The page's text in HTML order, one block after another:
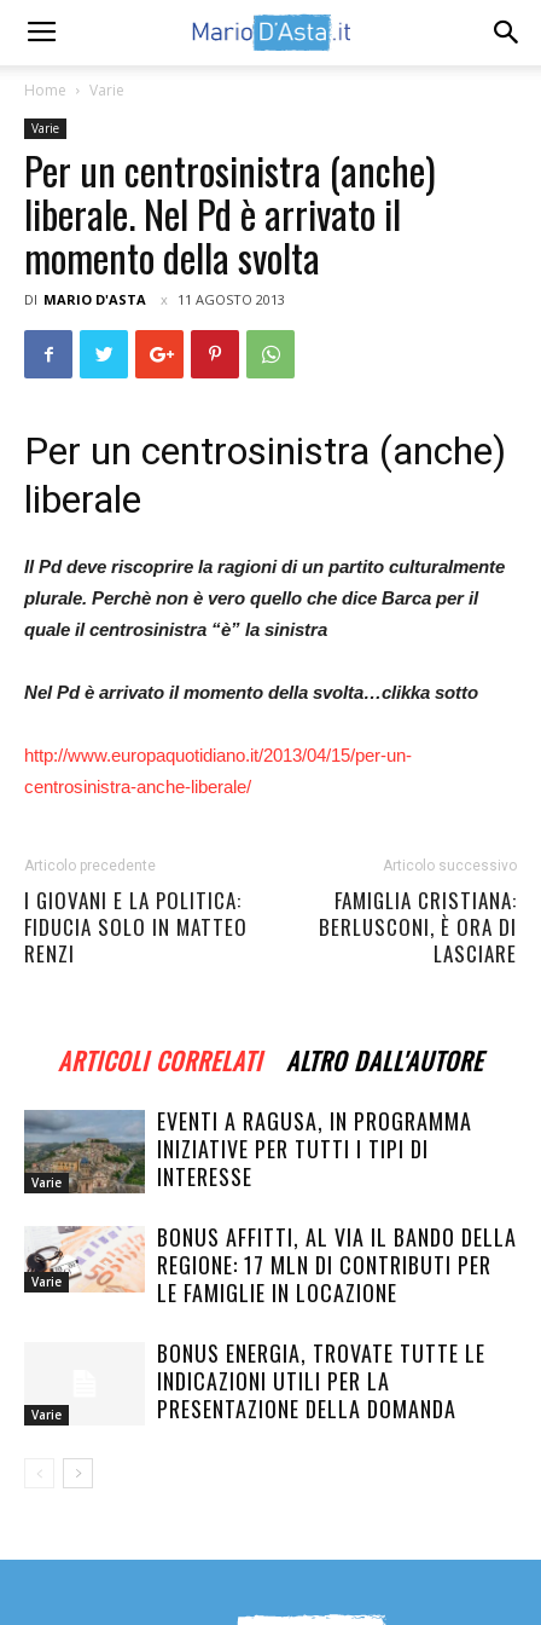
Home Varie
Varie
Per un centrosinistra (anche)
liberale. Nel Pd è arrivato il
momento della svolta
DI MARIO D'ASTA 11 AGOSTO 2013
Per un centrosinistra (anche)
liberale
Il Pd deve riscoprire la ragioni di un partito culturalmente
plurale. Perchè non è vero quello che dice Barca per il
quale il centrosinistra “è” la sinistra
Nel Pd è arrivato il momento della svolta…clikka sotto
http://www.europaquotidiano.it/2013/04/15/per-un-
centrosinistra-anche-liberale/
Articolo precedente
I GIOVANI E LA POLITICA:
FIDUCIA SOLO IN MATTEO
RENZI
Articolo successivo
FAMIGLIA CRISTIANA:
BERLUSCONI, È ORA DI
LASCIARE
ARTICOLI CORRELATI ALTRO DALL'AUTORE
Varie
EVENTI A RAGUSA, IN PROGRAMMA
INIZIATIVE PER TUTTI I TIPI DI
INTERESSE
Varie
BONUS AFFITTI, AL VIA IL BANDO DELLA
REGIONE: 17 MLN DI CONTRIBUTI PER
LE FAMIGLIE IN LOCAZIONE
Varie
BONUS ENERGIA, TROVATE TUTTE LE
INDICAZIONI UTILI PER LA
PRESENTAZIONE DELLA DOMANDA